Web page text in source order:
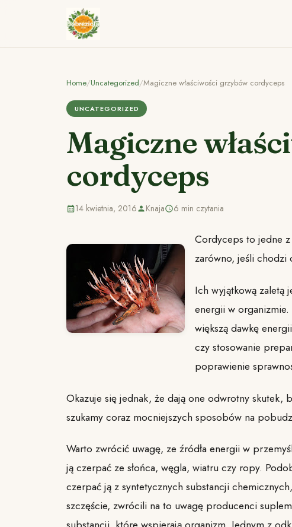
Home/Uncategorized/Magiczne właściwości grzybów cordyceps
UNCATEGORIZED
Magiczne
cordyceps
14 kwietnia, 2016 Knaja 6 min czytania
Cordyceps to jedne
zarówno, jeśli chodzi
Ich wyjątkową zaletą
energii w
większą dawkę
czy stosowanie
poprawienie
Okazuje się jednak, że dają one odwrotny skutek,
szukamy coraz mocniejszych sposobów na
Warto zwrócić uwagę, ze źródła energii w
ją czerpać ze słońca, węgla, wiatru czy ropy.
czerpać ją z syntetycznych substancji
szczęście, zwrócili na to uwagę producenci